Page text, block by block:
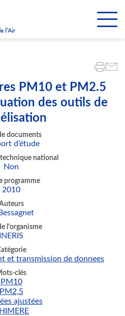
PM10 et PM2.5
des outils de
documents
d’étude
national
Non
programme
2010
l'organisme
INERIS
et transmission de donnees
clés
PM10
PM2,5
ajustées